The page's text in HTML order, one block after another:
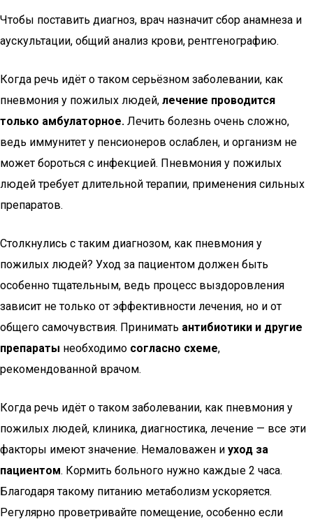
Чтобы поставить диагноз, врач назначит сбор анамнеза и
аускультации, общий анализ крови, рентгенографию.
Когда речь идёт о таком серьёзном заболевании, как
пневмония у пожилых людей, лечение проводится
только амбулаторное. Лечить болезнь очень сложно,
ведь иммунитет у пенсионеров ослаблен, и организм не
может бороться с инфекцией. Пневмония у пожилых
людей требует длительной терапии, применения сильных
препаратов.
Столкнулись с таким диагнозом, как пневмония у
пожилых людей? Уход за пациентом должен быть
особенно тщательным, ведь процесс выздоровления
зависит не только от эффективности лечения, но и от
общего самочувствия. Принимать антибиотики и другие
препараты необходимо согласно схеме,
рекомендованной врачом.
Когда речь идёт о таком заболевании, как пневмония у
пожилых людей, клиника, диагностика, лечение — все эти
факторы имеют значение. Немаловажен и уход за
пациентом. Кормить больного нужно каждые 2 часа.
Благодаря такому питанию метаболизм ускоряется.
Регулярно проветривайте помещение, особенно если